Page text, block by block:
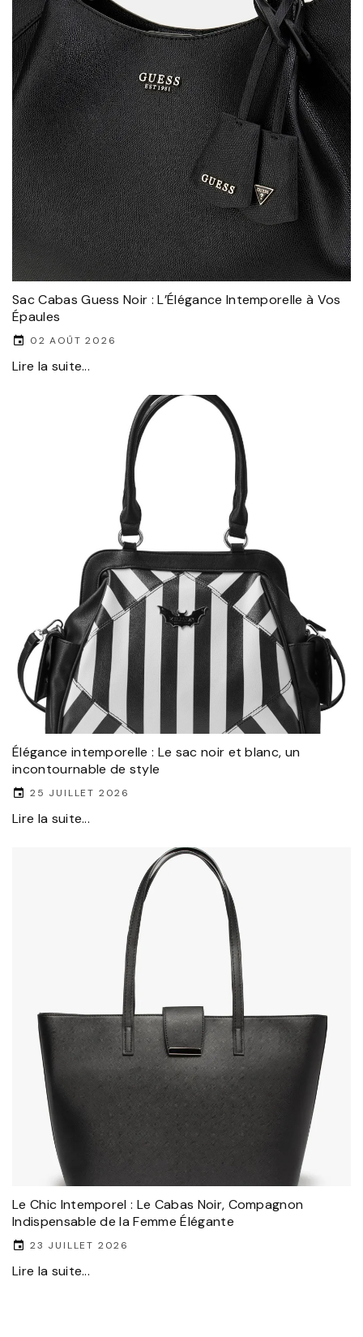
Sac Cabas Guess Noir : L’Élégance Intemporelle à Vos
Épaules
02 AOÛT 2026
Lire la suite...
Élégance intemporelle : Le sac noir et blanc, un
incontournable de style
25 JUILLET 2026
Lire la suite...
Le Chic Intemporel : Le Cabas Noir, Compagnon
Indispensable de la Femme Élégante
23 JUILLET 2026
Lire la suite...